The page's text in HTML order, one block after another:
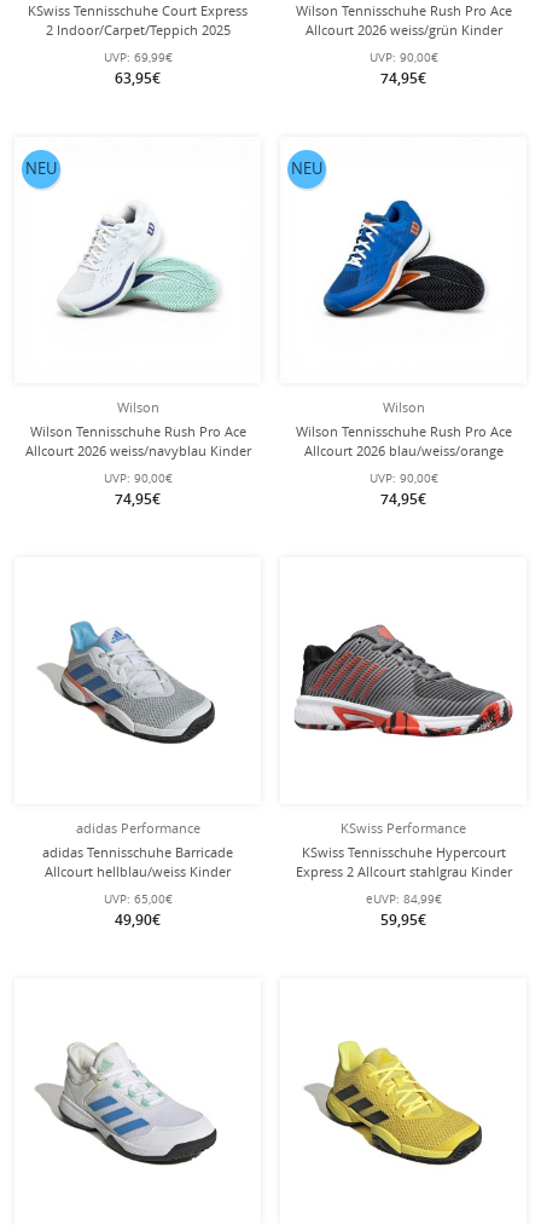
KSwiss Tennisschuhe Court Express
2 Indoor/Carpet/Teppich 2025
weiss/stargazer Kinder
UVP: 69,99€
63,95€
Wilson Tennisschuhe Rush Pro Ace
Allcourt 2026 weiss/grün Kinder
UVP: 90,00€
74,95€
Wilson
Wilson Tennisschuhe Rush Pro Ace
Allcourt 2026 weiss/navyblau Kinder
UVP: 90,00€
74,95€
NEU
Wilson
Wilson Tennisschuhe Rush Pro Ace
Allcourt 2026 blau/weiss/orange
Kinder
UVP: 90,00€
74,95€
NEU
adidas Performance
adidas Tennisschuhe Barricade
Allcourt hellblau/weiss Kinder
UVP: 65,00€
49,90€
KSwiss Performance
KSwiss Tennisschuhe Hypercourt
Express 2 Allcourt stahlgrau Kinder
eUVP: 84,99€
59,95€